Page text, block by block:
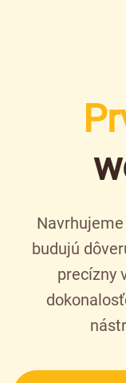
budujú
precízny